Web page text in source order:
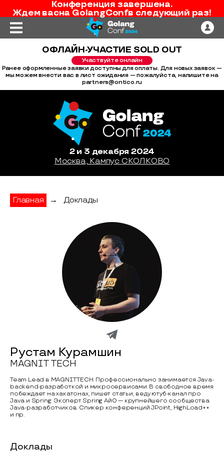
Конференция завершена.
Ждем васна GolangConfв следующий раз!
ОФЛАЙН-УЧАСТИЕ SOLD OUT
Участвуйте онлайн
Ранее оформленные заявки доступны для оплаты. Для новых заявок —
мы можем внести вас в лист ожидания — пожалуйста, напишите на
partners@ontico.ru
2 и 3 декабря 2024
Москва, Кампус СКОЛКОВО
Главная → Доклады
Рустам Курамшин
MAGNIT TECH
Team Lead в MAGNIT TECH. Профессионально занимается Java-
backend-разработкой и микросервисами. В свободное время
побеждает на хакатонах, пишет статьи, веду ютуб-канал про
Java и Spring. Эксперт Spring АйО — крупнейшего сообщества
Java-разработчиков. Спикер конференций JPoint, HighLoad++
и пр.
Доклады